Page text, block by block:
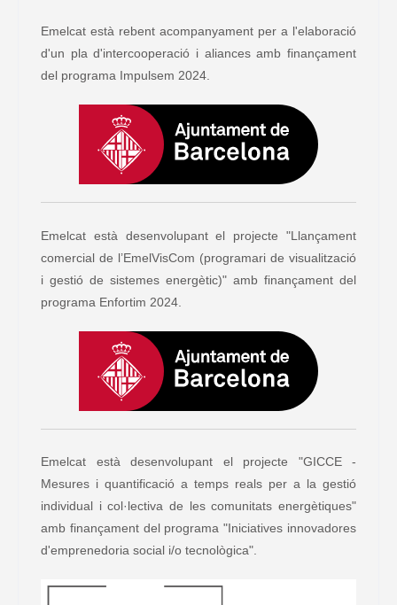
Emelcat està rebent acompanyament per a l'elaboració
d'un pla d'intercooperació i aliances amb finançament
del programa Impulsem 2024.
Emelcat està desenvolupant el projecte "Llançament
comercial de l’EmelVisCom (programari de visualització
i gestió de sistemes energètic)" amb finançament del
programa Enfortim 2024.
Emelcat està desenvolupant el projecte "GICCE -
Mesures i quantificació a temps reals per a la gestió
individual i col·lectiva de les comunitats energètiques"
amb finançament del programa "Iniciatives innovadores
d'emprenedoria social i/o tecnològica".